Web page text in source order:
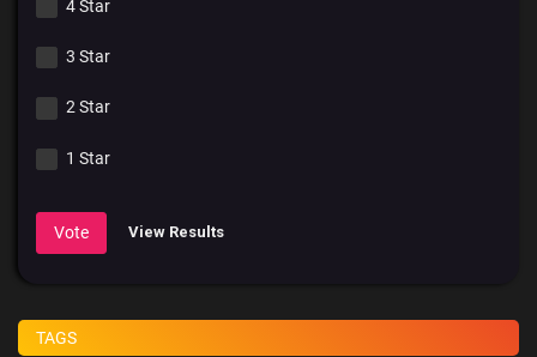
4 Star
3 Star
2 Star
1 Star
Vote View Results
TAGS